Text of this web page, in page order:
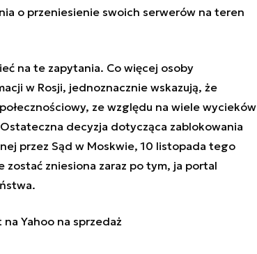
o przeniesienie swoich serwerów na teren
na te zapytania. Co więcej osoby
w Rosji, jednoznacznie wskazują, że
ze względu na wiele wycieków
decyzja dotycząca zablokowania
przez Sąd w Moskwie, 10 listopada tego
zostać zniesiona zaraz po tym, ja portal
Yahoo na sprzedaż